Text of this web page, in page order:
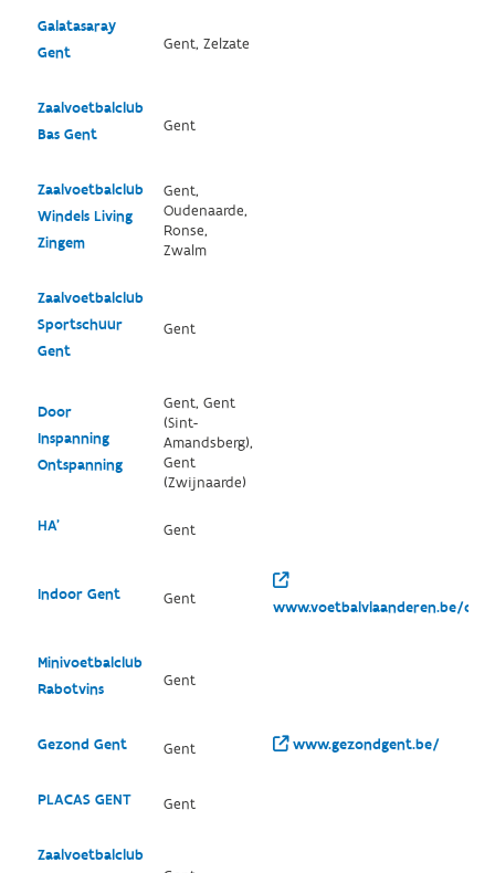
Galatasaray
Gent
Gent, Zelzate
Zaalvoetbalclub
Bas Gent
Gent
Zaalvoetbalclub
Windels Living
Zingem
Gent,
Oudenaarde,
Ronse,
Zwalm
Zaalvoetbalclub
Sportschuur
Gent
Gent
Door
Inspanning
Ontspanning
Gent, Gent
(Sint-
Amandsberg),
Gent
(Zwijnaarde)
HA' Gent
Indoor Gent Gent www.voetbalvlaanderen.be/
Minivoetbalclub
Rabotvins
Gent
Gezond Gent Gent www.gezondgent.be/
PLACAS GENT Gent
Zaalvoetbalclub